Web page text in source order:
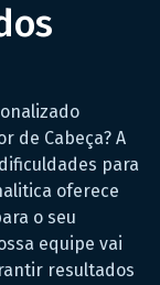
de Cabeça? A
para
oferece
o seu
equipe vai
resultados